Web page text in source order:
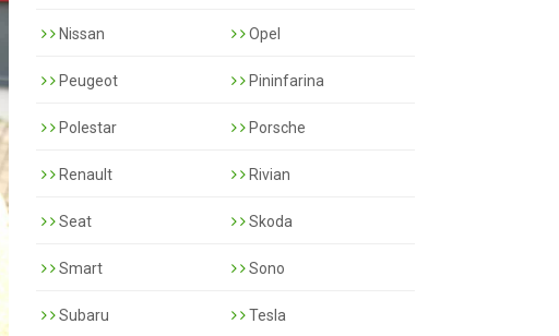
Nissan Opel
Peugeot Pininfarina
Polestar Porsche
Renault Rivian
Seat Skoda
Smart Sono
Subaru Tesla